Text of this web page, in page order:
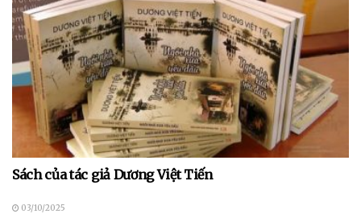
Sách của tác giả Dương Việt Tiến
03/10/2025